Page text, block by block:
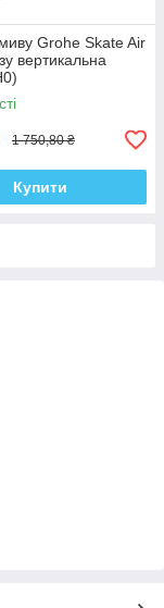
Grohe Skate Air
вертикальна
1 750,80 ₴
Купити